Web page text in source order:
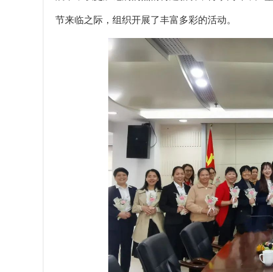
节来临之际，组织开展了丰富多彩的活动。